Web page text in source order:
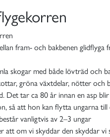
fram- och bakbenen
skogar med både lövträd och
gröna växtdelar, nötter och
Det tar ca 80 år innan en asp
så att hon kan flytta ungarna
vanligtvis av 2–3 ungar
att om vi skyddar den skyddar